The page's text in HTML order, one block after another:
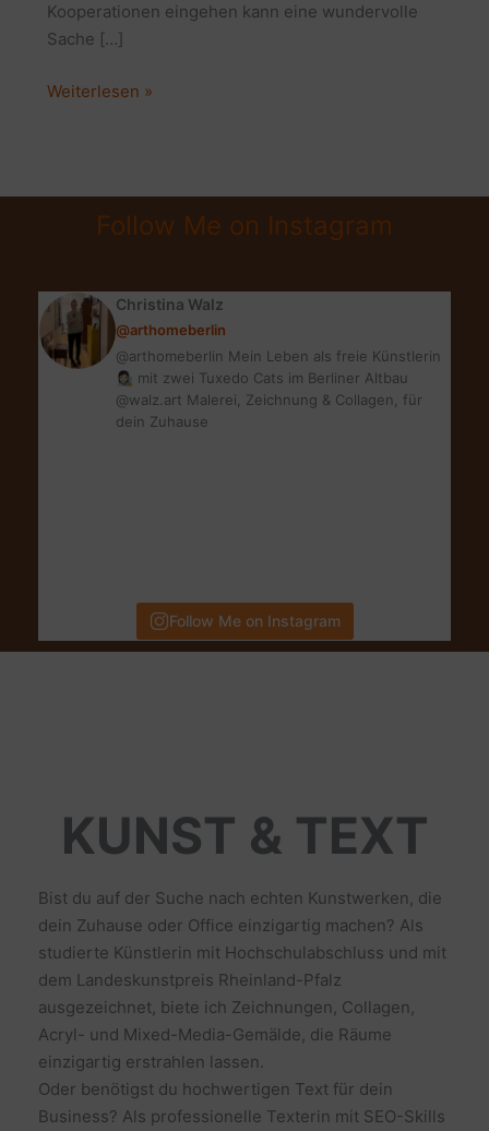
Kooperationen eingehen kann eine wundervolle
Sache […]
KOOPERATIONEN
DIE
Weiterlesen »
Follow Me on Instagram
Christina Walz
@arthomeberlin
@arthomeberlin Mein Leben als freie Künstlerin
👩🏻‍🎨 mit zwei Tuxedo Cats im Berliner Altbau
@walz.art Malerei, Zeichnung & Collagen, für
dein Zuhause
Follow Me on Instagram
KUNST & TEXT
Bist du auf der Suche nach echten Kunstwerken, die
dein Zuhause oder Office einzigartig machen? Als
studierte Künstlerin mit Hochschulabschluss und mit
dem Landeskunstpreis Rheinland-Pfalz
ausgezeichnet, biete ich Zeichnungen, Collagen,
Acryl- und Mixed-Media-Gemälde, die Räume
einzigartig erstrahlen lassen.
Oder benötigst du hochwertigen Text für dein
Business? Als professionelle Texterin mit SEO-Skills